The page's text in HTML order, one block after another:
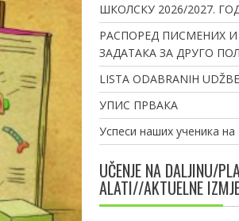
ШКОЛСКУ 2026/2027.
РАСПОРЕД ПИСМЕНИХ
ЗАДАТАКА ЗА ДРУГО
LISTA ODABRANIH
УПИС ПРВАКА
Успеси наших ученика
UČENJE NA DALJINU/
ALATI//AKTUELNE